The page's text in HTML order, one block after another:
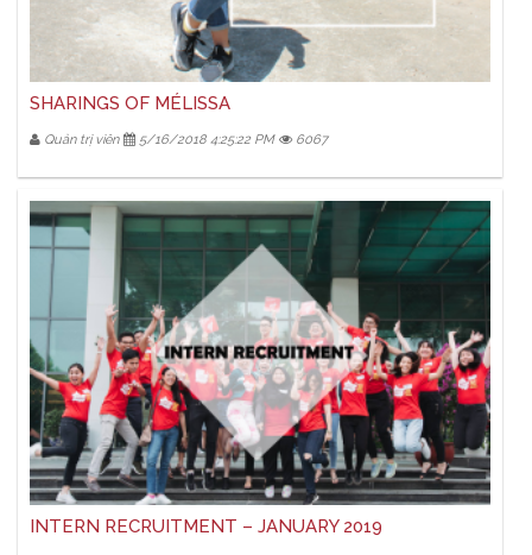
SHARINGS OF MÉLISSA
Quản trị viên 5/16/2018 4:25:22 PM 6067
INTERN RECRUITMENT – JANUARY 2019